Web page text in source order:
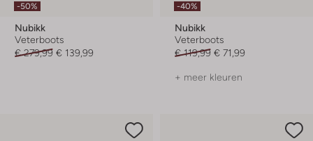
-50%
Nubikk
Veterboots
€ 279,99 € 139,99
-40%
Nubikk
Veterboots
€ 119,99 € 71,99
+ meer kleuren